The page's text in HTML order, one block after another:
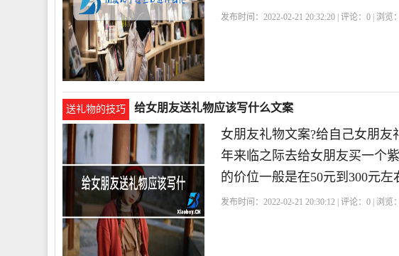
发布时间：2022-02-21 20:32:20 | 评论：0 | 浏览
送礼物的技巧 给女朋友送礼物应该写什么文案
女朋友礼物文案?给自己女朋友
年来临之际去给女朋友买一个
的价位一般是在50元到300元左
发布时间：2022-02-21 20:30:12 | 评论：0 | 浏览